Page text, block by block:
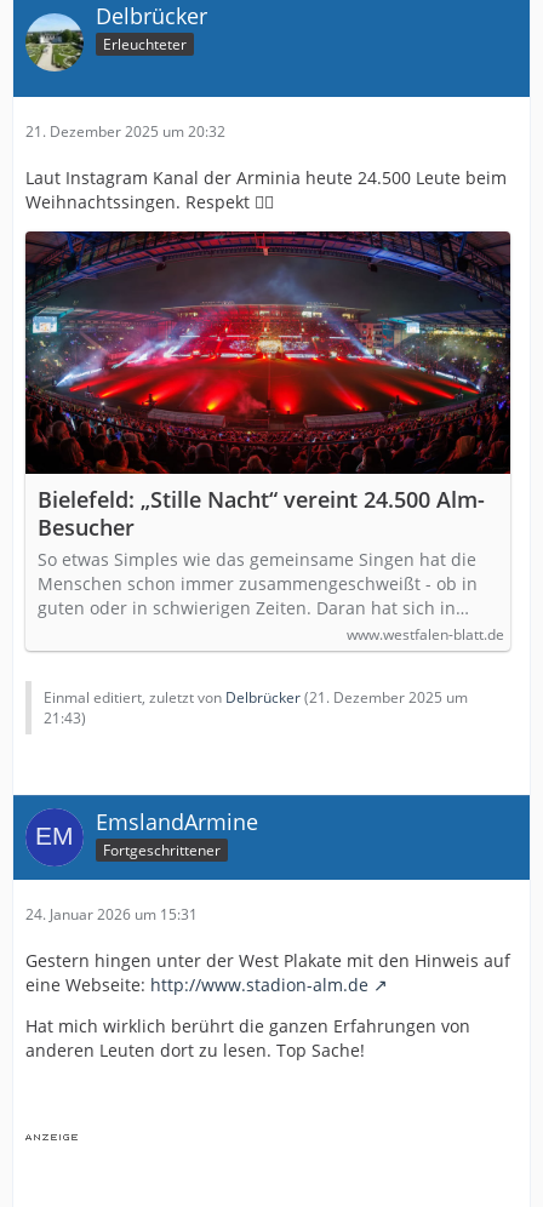
Delbrücker
Erleuchteter
21. Dezember 2025 um 20:32
Laut Instagram Kanal der Arminia heute 24.500 Leute beim
Weihnachtssingen. Respekt 👍🏻
Bielefeld: „Stille Nacht“ vereint 24.500 Alm-
Besucher
So etwas Simples wie das gemeinsame Singen hat die
Menschen schon immer zusammengeschweißt - ob in
guten oder in schwierigen Zeiten. Daran hat sich in…
www.westfalen-blatt.de
Einmal editiert, zuletzt von Delbrücker(21. Dezember 2025 um
21:43)
EmslandArmine
Fortgeschrittener
24. Januar 2026 um 15:31
Gestern hingen unter der West Plakate mit den Hinweis auf
eine Webseite: http://www.stadion-alm.de
Hat mich wirklich berührt die ganzen Erfahrungen von
anderen Leuten dort zu lesen. Top Sache!